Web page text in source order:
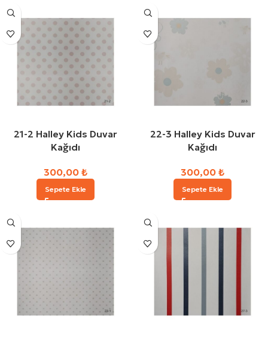
21-2 Halley Kids Duvar
Kağıdı
300,00 ₺
Sepete Ekle
22-3 Halley Kids Duvar
Kağıdı
300,00 ₺
Sepete Ekle